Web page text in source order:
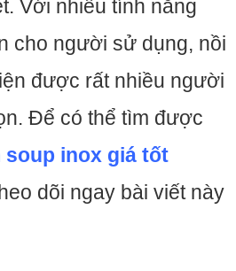
Với nhiều tính năng
cho người sử dụng, nồi
được rất nhiều người
Để có thể tìm được
soup inox giá tốt
dõi ngay bài viết này